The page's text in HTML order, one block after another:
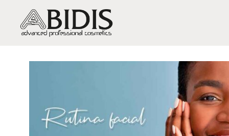
PIEL SECA / DESHIDRATACIÓN
PIEL GRASA-MIXTA / BRILLOS,
PIEL SENSIBLE / SENSIBILIDAD Y
ROJECES